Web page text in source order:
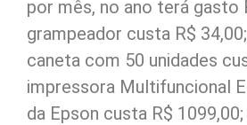
por mês, no ano terá gasto
grampeador custa R$
caneta com 50 unidades
impressora Multifuncional
da Epson custa R$